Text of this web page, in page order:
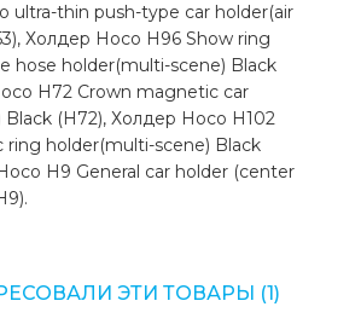
ultra-thin push-type car holder(air
Холдер Hoco H96 Show ring
hose holder(multi-scene) Black
H72 Crown magnetic car
(H72), Холдер Hoco H102
holder(multi-scene) Black
H9 General car holder (center
ЭТИ ТОВАРЫ (1)